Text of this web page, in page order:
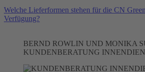
Welche Lieferformen stehen für die CN
Verfügung?
BERND ROWLIN UND MONIKA
KUNDENBERATUNG